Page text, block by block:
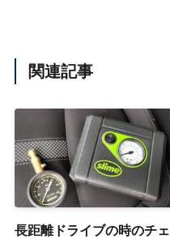
関連記事
長距離ドライブの時のチェ